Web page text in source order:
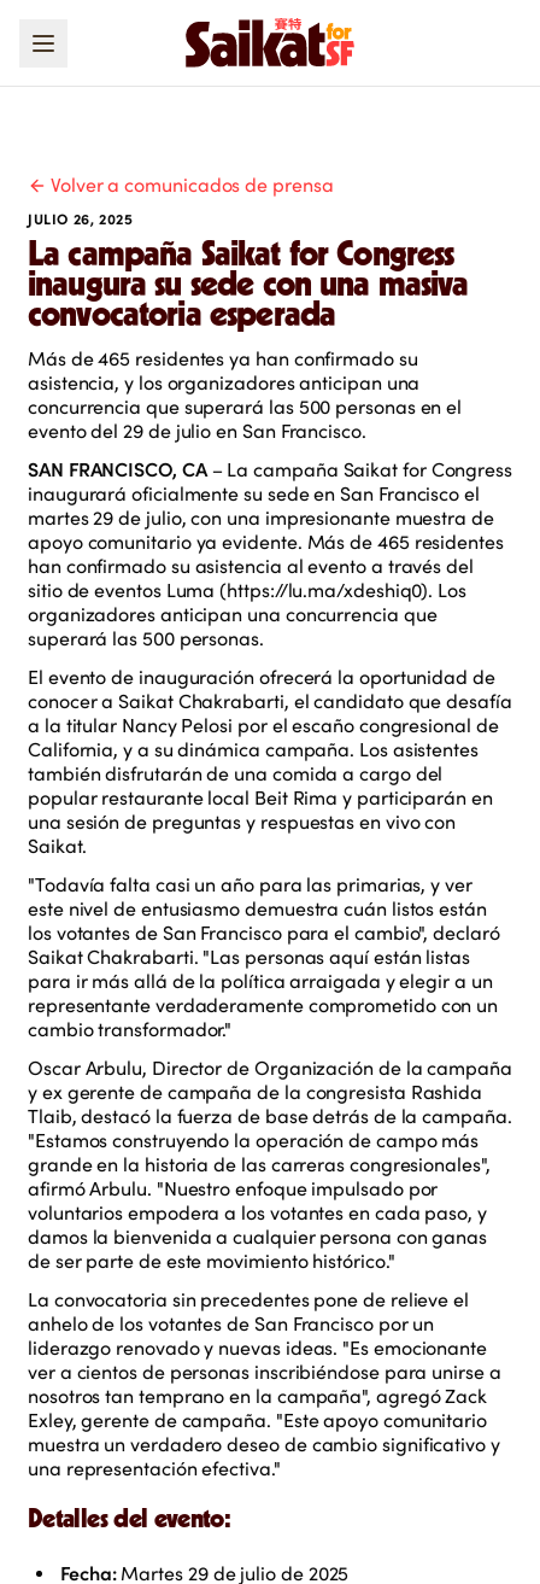
Volver a comunicados de prensa
JULIO 26, 2025
La campaña Saikat for Congress
inaugura su sede con una masiva
convocatoria esperada
Más de 465 residentes ya han confirmado su
asistencia, y los organizadores anticipan una
concurrencia que superará las 500 personas en el
evento del 29 de julio en San Francisco.
SAN FRANCISCO, CA– La campaña Saikat for Congress
inaugurará oficialmente su sede en San Francisco el
martes 29 de julio, con una impresionante muestra de
apoyo comunitario ya evidente. Más de 465 residentes
han confirmado su asistencia al evento a través del
sitio de eventos Luma (https://lu.ma/xdeshiq0). Los
organizadores anticipan una concurrencia que
superará las 500 personas.
El evento de inauguración ofrecerá la oportunidad de
conocer a Saikat Chakrabarti, el candidato que desafía
a la titular Nancy Pelosi por el escaño congresional de
California, y a su dinámica campaña. Los asistentes
también disfrutarán de una comida a cargo del
popular restaurante local Beit Rima y participarán en
una sesión de preguntas y respuestas en vivo con
Saikat.
"Todavía falta casi un año para las primarias, y ver
este nivel de entusiasmo demuestra cuán listos están
los votantes de San Francisco para el cambio", declaró
Saikat Chakrabarti. "Las personas aquí están listas
para ir más allá de la política arraigada y elegir a un
representante verdaderamente comprometido con un
cambio transformador."
Oscar Arbulu, Director de Organización de la campaña
y ex gerente de campaña de la congresista Rashida
Tlaib, destacó la fuerza de base detrás de la campaña.
"Estamos construyendo la operación de campo más
grande en la historia de las carreras congresionales",
afirmó Arbulu. "Nuestro enfoque impulsado por
voluntarios empodera a los votantes en cada paso, y
damos la bienvenida a cualquier persona con ganas
de ser parte de este movimiento histórico."
La convocatoria sin precedentes pone de relieve el
anhelo de los votantes de San Francisco por un
liderazgo renovado y nuevas ideas. "Es emocionante
ver a cientos de personas inscribiéndose para unirse a
nosotros tan temprano en la campaña", agregó Zack
Exley, gerente de campaña. "Este apoyo comunitario
muestra un verdadero deseo de cambio significativo y
una representación efectiva."
Detalles del evento:
Fecha:Martes 29 de julio de 2025